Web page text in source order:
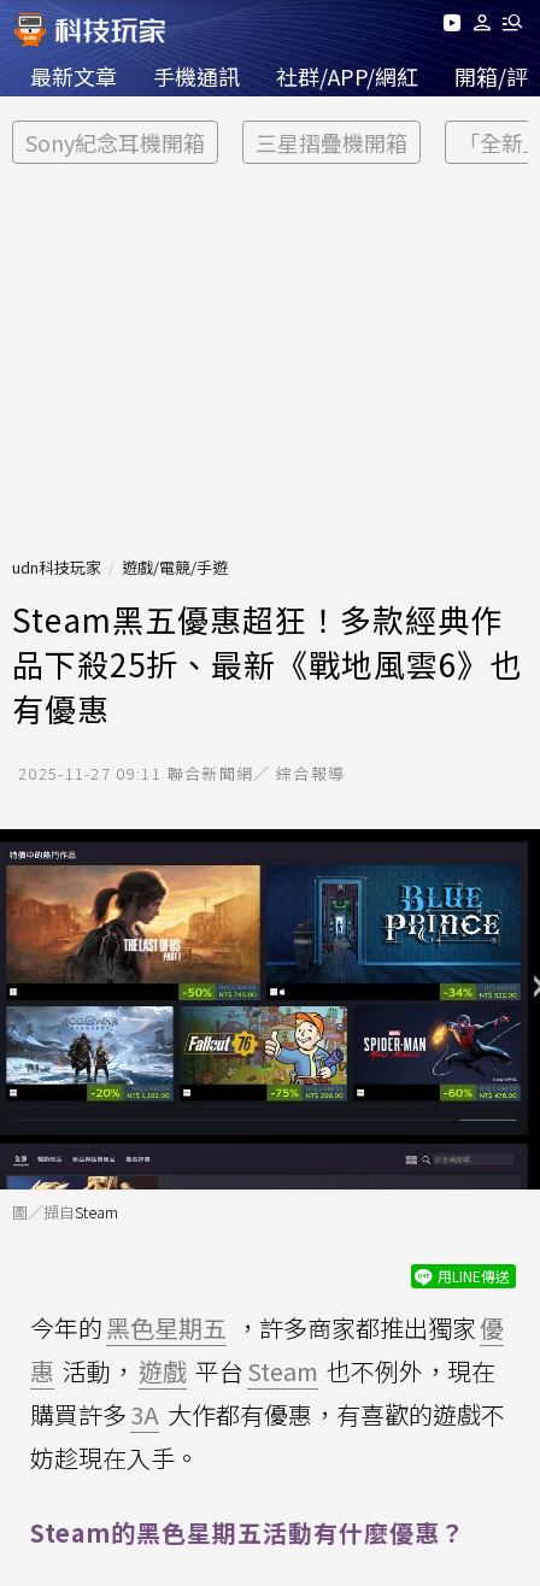
最新文章 手機通訊 社群/APP/網紅 開箱/評
Sony紀念耳機開箱 三星摺疊機開箱 「全新
udn科技玩家 遊戲/電競/手遊
Steam黑五優惠超狂！多款經典作
品下殺25折、最新《戰地風雲6》也
有優惠
2025-11-27 09:11 聯合新聞網／ 綜合報導
圖／擷自Steam
用LINE傳送
今年的黑色星期五 ，許多商家都推出獨家優
惠 活動， 遊戲 平台Steam 也不例外，現在
購買許多3A 大作都有優惠，有喜歡的遊戲不
妨趁現在入手。
Steam的黑色星期五活動有什麼優惠？